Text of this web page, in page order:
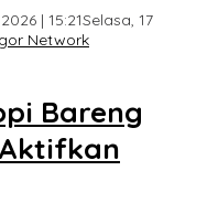
| 15:21Selasa, 17
Network
Bareng